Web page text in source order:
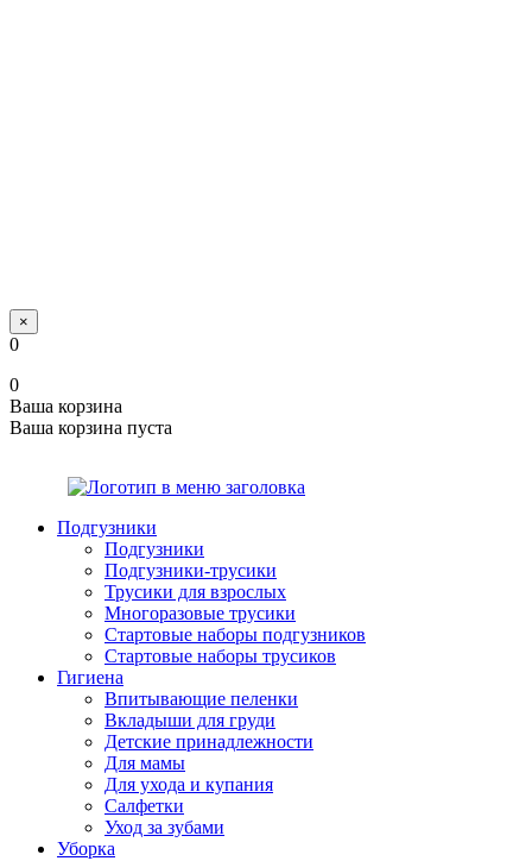
×
0
0
Ваша корзина
Ваша корзина пуста
Подгузники
Подгузники
Подгузники-трусики
Трусики для взрослых
Многоразовые трусики
Стартовые наборы подгузников
Стартовые наборы трусиков
Гигиена
Впитывающие пеленки
Вкладыши для груди
Детские принадлежности
Для мамы
Для ухода и купания
Салфетки
Уход за зубами
Уборка